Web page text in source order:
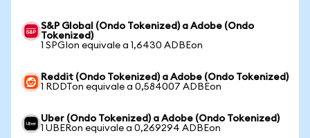
S&P Global (Ondo Tokenized) a Adobe (Ondo
Tokenized)
1 SPGIon equivale a 1,6430 ADBEon
Reddit (Ondo Tokenized) a Adobe (Ondo Tokenized)
1 RDDTon equivale a 0,584007 ADBEon
Uber (Ondo Tokenized) a Adobe (Ondo Tokenized)
1 UBERon equivale a 0,269294 ADBEon